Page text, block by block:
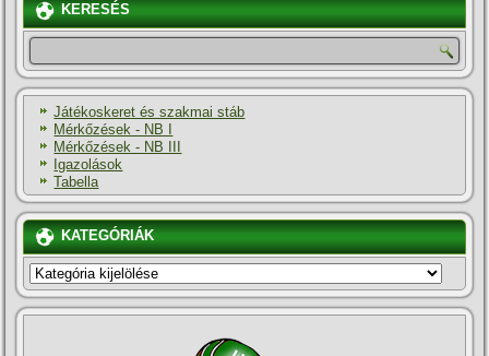
KERESÉS
Játékoskeret és szakmai stáb
Mérkőzések - NB I
Mérkőzések - NB III
Igazolások
Tabella
KATEGÓRIÁK
KATEGÓRIÁK